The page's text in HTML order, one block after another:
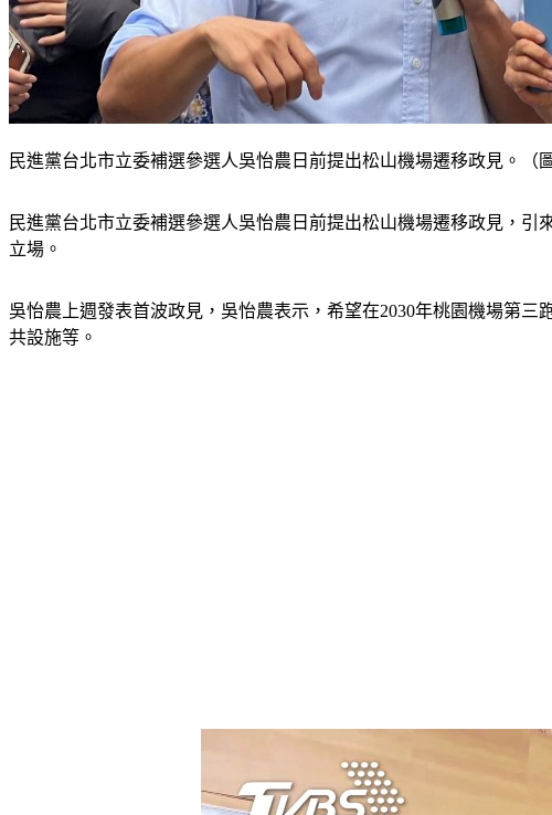
民進黨台北市立委補選參選人吳怡農日前提出松山機場遷移政見。（
民進黨台北市立委補選參選人吳怡農日前提出松山機場遷移政見，
立場。
吳怡農上週發表首波政見，吳怡農表示，希望在2030年桃園機場第
共設施等。